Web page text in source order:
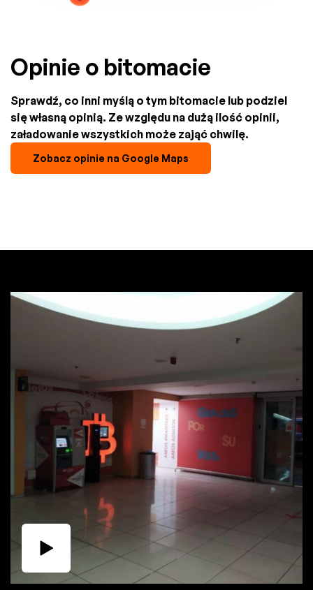
Opinie o bitomacie
Sprawdź, co inni myślą o tym bitomacie lub podziel
się własną opinią. Ze względu na dużą ilość opinii,
załadowanie wszystkich może zająć chwilę.
Zobacz opinie na Google Maps